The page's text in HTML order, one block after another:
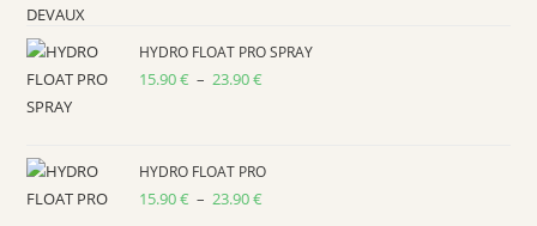
HYDRO FLOAT PRO SPRAY
15.90€ – 23.90€
15.90 €
HYDRO FLOAT PRO
15.90€ – 23.90€